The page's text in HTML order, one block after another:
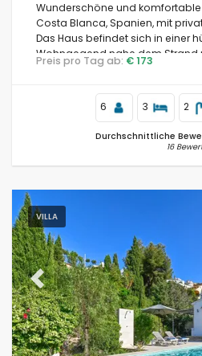
Wunderschöne und komfortable
Costa Blanca, Spanien, mit
Das Haus befindet sich in einer
Wohngegend nahe dem Strand
Moraira entfernt.
Preis pro Tag ab: € 173
6 3 2
Durchschnittliche
16
VILLA
Previous